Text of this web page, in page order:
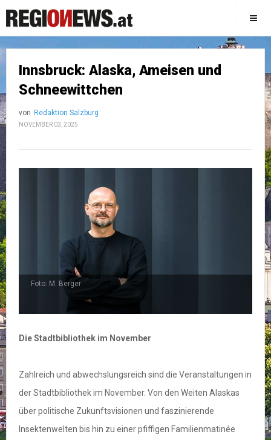
Innsbruck: Alaska, Ameisen und
Schneewittchen
von Redaktion Salzburg
NOVEMBER 03, 2025
Foto: M. Berger
Die Stadtbibliothek im November
Zahlreich und abwechslungsreich sind die Veranstaltungen in
der Stadtbibliothek im November. Von den Weiten Alaskas
über politische Zukunftsvisionen und faszinierende
Insektenwelten bis hin zu einer pfiffigen Familienmatinée